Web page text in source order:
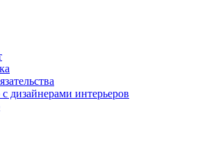
дизайнерами интерьеров